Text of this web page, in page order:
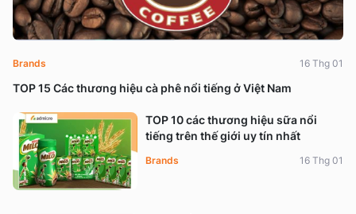
TOP 15 Các thương hiệu cà phê nổi tiếng ở Việt Nam
Brands 16 Thg 01
TOP 10 các thương hiệu sữa nổi
tiếng trên thế giới uy tín nhất
Brands 16 Thg 01